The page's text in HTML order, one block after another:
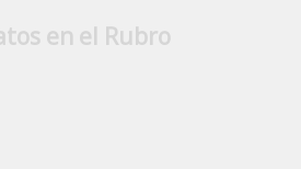
en el Rubro